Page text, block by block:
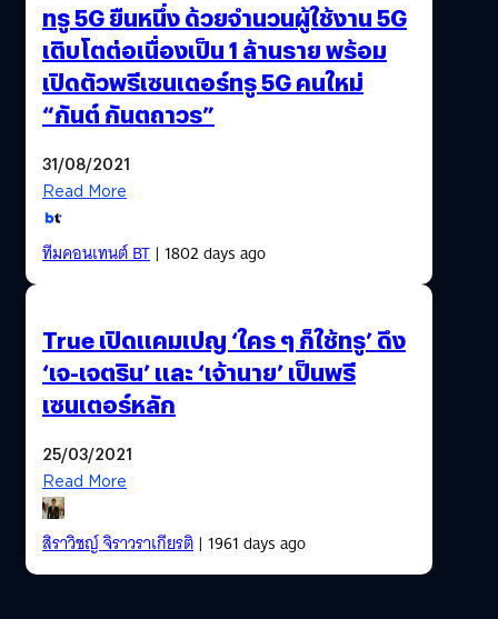
ทรู 5G ยืนหนึ่ง ด้วยจำนวนผู้ใช้งาน 5G
เติบโตต่อเนื่องเป็น 1 ล้านราย พร้อม
เปิดตัวพรีเซนเตอร์ทรู 5G คนใหม่
“กันต์ กันตถาวร”
31/08/2021
Read More
ทีมคอนเทนต์ BT| 1802 days ago
True เปิดแคมเปญ ‘ใคร ๆ ก็ใช้ทรู’ ดึง
‘เจ-เจตริน’ และ ‘เจ้านาย’ เป็นพรี
เซนเตอร์หลัก
25/03/2021
Read More
สิราวิชญ์ จิราวราเกียรติ| 1961 days ago